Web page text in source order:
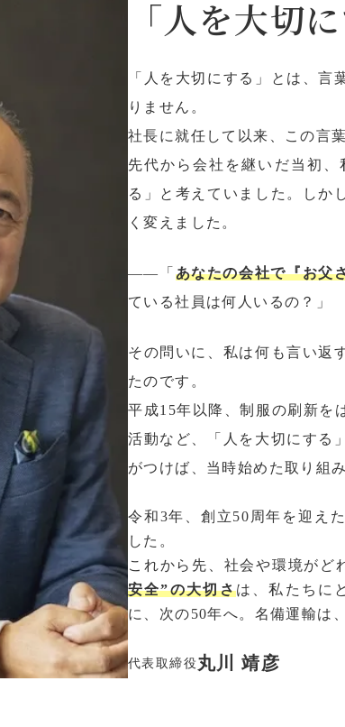
「人を大切
「人を大切にする」とは、
りません。
社長に就任して以来、この言
先代から会社を継いだ当初
る」と考えていました。しか
く変えました。
――「 あなたの会社で『お父
ている社員は何人いるの？」
その問いに、私は何も言い返
たのです。
平成15年以降、制服の刷新を
活動など、「人を大切にする
がつけば、当時始めた取り組
令和3年、創立50周年を迎え
した。
これから先、社会や環境がど
安全”の大切さは、私たちに
に、次の50年へ。名備運輸は
代表取締役丸川 靖彦